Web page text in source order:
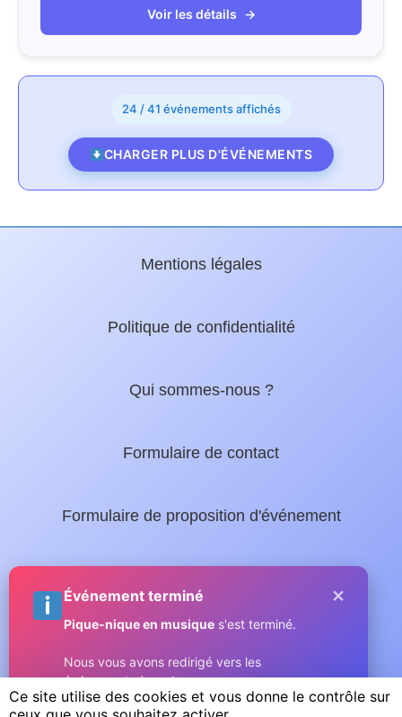
Ce site utilise des cookies et vous donne le contrôle sur
Voir les détails →
24 / 41 événements affichés
CHARGER PLUS D'ÉVÉNEMENTS
Mentions légales
Politique de confidentialité
Qui sommes-nous ?
Formulaire de contact
Formulaire de proposition d'événement
Guide complet de Sainte-Maxime
Micromax.tv - La web TV du Golfe
Événement terminé
Pique-nique en musique s'est terminé.
Nous vous avons redirigé vers les
événements à venir.
Compris
×